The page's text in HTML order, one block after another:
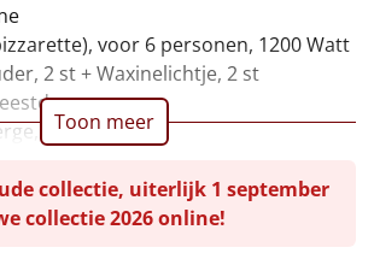
voor 6 personen, 1200 Watt
2 st + Waxinelichtje, 2 st
25 cl, 2 st
Partystars, 80 gr
43 gr
Toon meer
collectie, uiterlijk 1 september
collectie 2026 online!